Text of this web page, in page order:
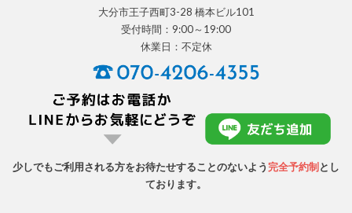
大分市王子西町3-28 橋本ビル101
受付時間：9:00～19:00
休業日：不定休
少しでもご利用される方をお待たせすることのないよう 完全予約制とし
ております。